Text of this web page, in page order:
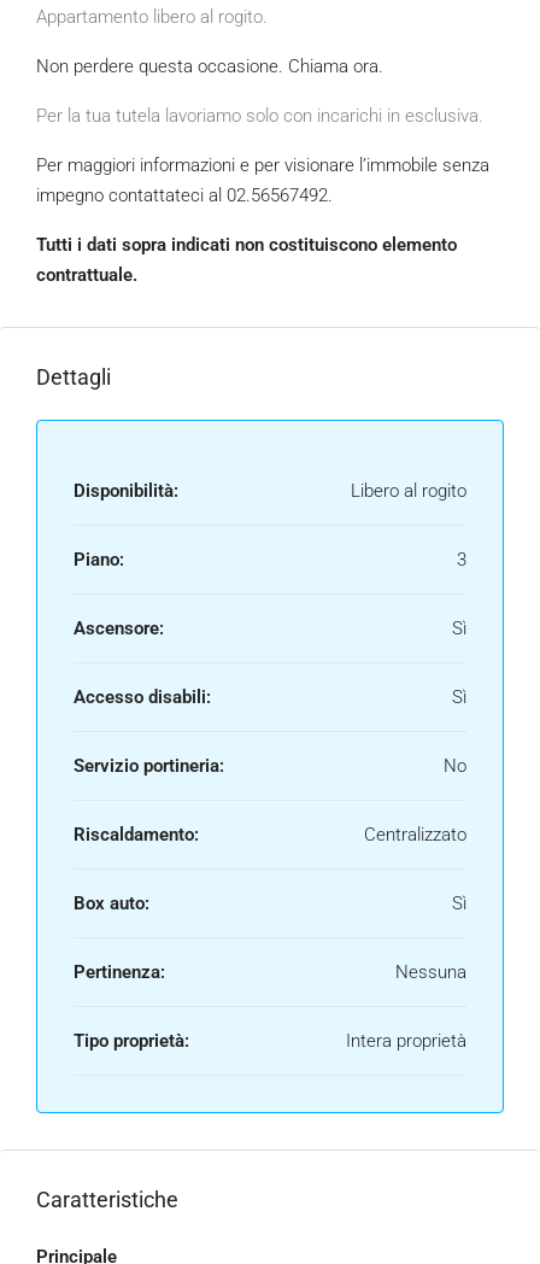
Appartamento libero al rogito.
Non perdere questa occasione. Chiama ora.
Per la tua tutela lavoriamo solo con incarichi in esclusiva.
Per maggiori informazioni e per visionare l’immobile senza
impegno contattateci al 02.56567492.
Tutti i dati sopra indicati non costituiscono elemento
contrattuale.
Dettagli
Disponibilità: Libero al rogito
Piano: 3
Ascensore: Sì
Accesso disabili: Sì
Servizio portineria: No
Riscaldamento: Centralizzato
Box auto: Sì
Pertinenza: Nessuna
Tipo proprietà: Intera proprietà
Caratteristiche
Principale